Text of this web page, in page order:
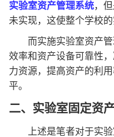
实验室资产管理系统，
未实现，这使整个学校
而实施实验室资产
效率和资产设备可靠性
力资源，提高资产的利
平。
二、 实验室固定资
上述是笔者对于实